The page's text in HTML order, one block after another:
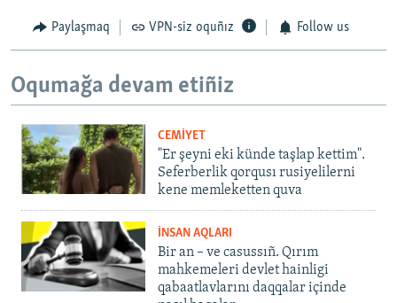
Paylaşmaq VPN-siz oquñız Follow us
Oqumağa devam etiñiz
CEMİYET
"Er şeyni eki künde taşlap kettim".
Seferberlik qorqusı rusiyelilerni
kene memleketten quva
İNSAN AQLARI
Bir an – ve casussıñ. Qırım
mahkemeleri devlet hainligi
qabaatlavlarını daqqalar içinde